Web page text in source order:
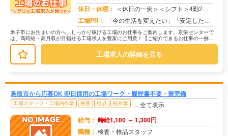
休日・休暇：
＜休日の一例＞＜シフト＞4勤2休＜休日＞工場カレンダーによる★長期休暇あり★有給休暇あり※配属先により休日・勤務形...
工場PR：
「今の生活を変えたい」「安定した収入がほしい」そんなあなたの想いに応えます。株式会社京栄センターは、工場・製造業に...
米子市にお住まいの方へ、しっかり稼げる工場のお仕事をご案内します。京栄センターで
は、高時給・高月収が目指せる工場求人を豊富にご用意！【ご紹介できるお仕事の一例】
◇ 製造ラインでの組立・加工作業◇...
工場求人の詳細を見る
鳥取市から応募OK 即日採用の工場ワーク・履歴書不要・寮完備
工場スタッフ・工場内作業 検査 検品 軽作業 …全て表示
給与： 時給1,100 ～ 1,300円
職種： 検査・検品スタッフ